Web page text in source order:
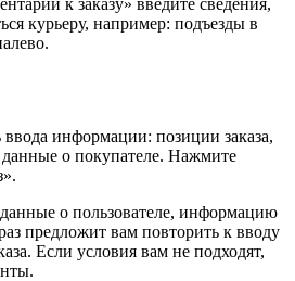
курьеру, например: подъезды в
ввода информации: позиции заказа,
о покупателе. Нажмите
о пользователе, информацию
предложит вам повторить к вводу
Если условия вам не подходят,